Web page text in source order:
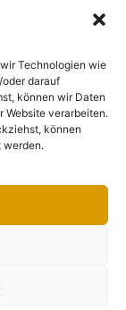
Technologien wie
darauf
können wir Daten
Website verarbeiten.
können
werden.